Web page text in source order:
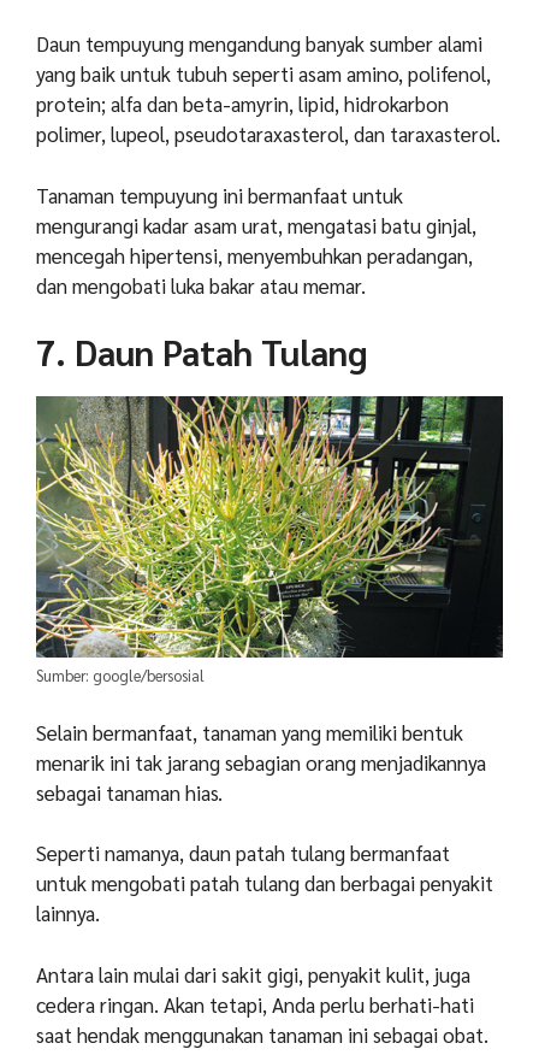
Daun tempuyung mengandung banyak sumber alami
yang baik untuk tubuh seperti asam amino, polifenol,
protein; alfa dan beta-amyrin, lipid, hidrokarbon
polimer, lupeol, pseudotaraxasterol, dan taraxasterol.
Tanaman tempuyung ini bermanfaat untuk
mengurangi kadar asam urat, mengatasi batu ginjal,
mencegah hipertensi, menyembuhkan peradangan,
dan mengobati luka bakar atau memar.
7. Daun Patah Tulang
Sumber: google/bersosial
Selain bermanfaat, tanaman yang memiliki bentuk
menarik ini tak jarang sebagian orang menjadikannya
sebagai tanaman hias.
Seperti namanya, daun patah tulang bermanfaat
untuk mengobati patah tulang dan berbagai penyakit
lainnya.
Antara lain mulai dari sakit gigi, penyakit kulit, juga
cedera ringan. Akan tetapi, Anda perlu berhati-hati
saat hendak menggunakan tanaman ini sebagai obat.